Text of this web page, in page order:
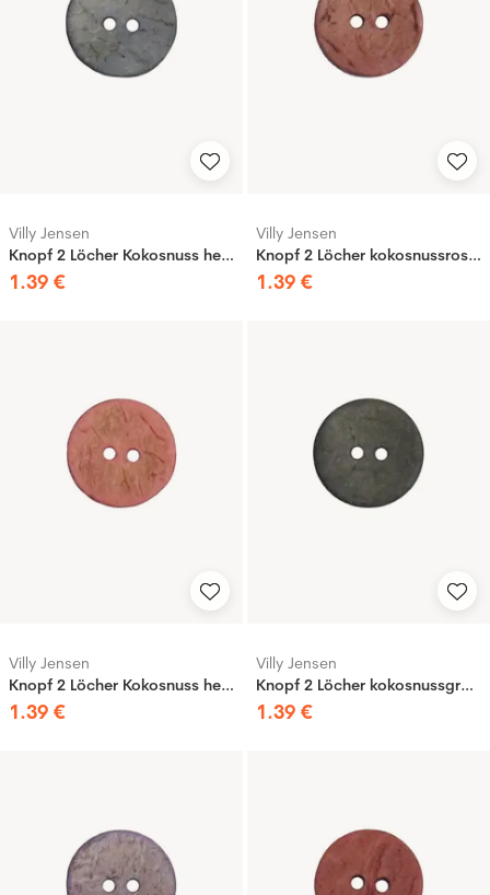
Villy Jensen
Knopf 2 Löcher Kokosnuss hellblau, 20mm
1.39 €
Villy Jensen
Knopf 2 Löcher kokosnussrosa, 20mm
1.39 €
Villy Jensen
Knopf 2 Löcher Kokosnuss hellrot, 20mm
1.39 €
Villy Jensen
Knopf 2 Löcher kokosnussgrau, 20mm
1.39 €